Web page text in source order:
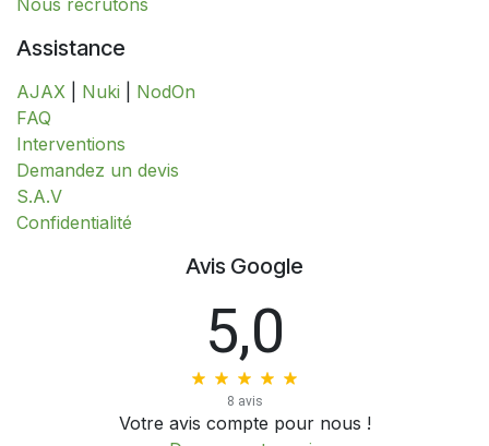
Assistance
AJAX Nuki
NodOn
FAQ
Interventions
​​​​​​​​​​​​​​​​​​​​​​​​​D​​e​m​a​n​d​e​z​ ​u​n​ ​d​e​v​i​s
S.A.V
​​​​​​​​​​​​​​Confidentialité​​​​​​​​​​​​​​
Avis Google
5,0
8 avis
Votre avis compte pour nous !